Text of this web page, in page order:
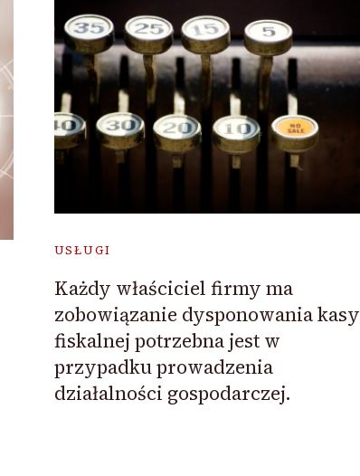
USŁUGI
Każdy właściciel firmy ma
zobowiązanie dysponowania kasy
fiskalnej potrzebna jest w
przypadku prowadzenia
działalności gospodarczej.